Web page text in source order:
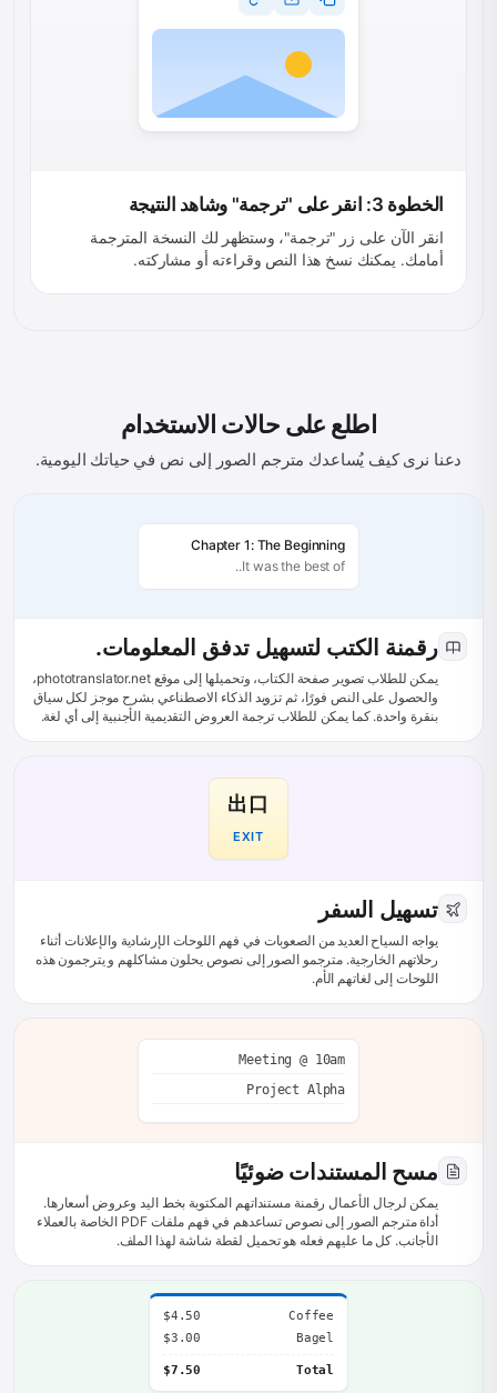
الخطوة 3: انقر على "ترجمة" وشاهد النتيجة
انقر الآن على زر "ترجمة"، وستظهر لك النسخة المترجمة
أمامك. يمكنك نسخ هذا النص وقراءته أو مشاركته.
اطلع على حالات الاستخدام
دعنا نرى كيف يُساعدك مترجم الصور إلى نص في حياتك اليومية.
Chapter 1: The Beginning
It was the best of..
رقمنة الكتب لتسهيل تدفق المعلومات.
يمكن للطلاب تصوير صفحة الكتاب، وتحميلها إلى موقع phototranslator.net،
والحصول على النص فورًا، ثم تزويد الذكاء الاصطناعي بشرح موجز لكل سياق
بنقرة واحدة. كما يمكن للطلاب ترجمة العروض التقديمية الأجنبية إلى أي لغة.
出口
EXIT
تسهيل السفر
يواجه السياح العديد من الصعوبات في فهم اللوحات الإرشادية والإعلانات أثناء
رحلاتهم الخارجية. مترجمو الصور إلى نصوص يحلون مشاكلهم و يترجمون هذه
اللوحات إلى لغاتهم الأم.
Meeting @ 10am
Project Alpha
مسح المستندات ضوئيًا
يمكن لرجال الأعمال رقمنة مستنداتهم المكتوبة بخط اليد وعروض أسعارها.
أداة مترجم الصور إلى نصوص تساعدهم في فهم ملفات PDF الخاصة بالعملاء
الأجانب. كل ما عليهم فعله هو تحميل لقطة شاشة لهذا الملف.
Coffee
$4.50
Bagel
$3.00
Total
$7.50